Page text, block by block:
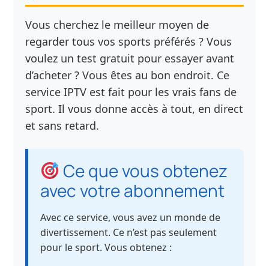
Vous cherchez le meilleur moyen de
regarder tous vos sports préférés ? Vous
voulez un test gratuit pour essayer avant
d’acheter ? Vous êtes au bon endroit. Ce
service IPTV est fait pour les vrais fans de
sport. Il vous donne accès à tout, en direct
et sans retard.
Ce que vous obtenez
avec votre abonnement
Avec ce service, vous avez un monde de
divertissement. Ce n’est pas seulement
pour le sport. Vous obtenez :